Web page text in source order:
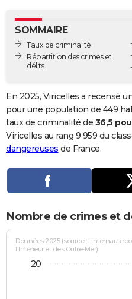
GUIDES D'ACHAT
BONS PLANS
Carte de Noël
Carte Bonne année
Carte Saint-Valentin
Carte Pâques
Carte d'anniversaire
DICTIONNAIRE
Dictionnaire
Biographies
Citations
Expressions
Proverbes
PROGRAMME TV
Se connecter
Entreprises
Service militaire
Avis de recherche
AVIS DE DÉCÈS
Bricolage
Lifestyle
Culture
Sport
Auto
Television
Voyage
Cinema
SOMMAIRE
Taux de criminalité
Répartition des crimes et
délits
En 2025, Viricelles a recensé
pour une population de 449
taux de criminalité de 36,5
Viricelles au rang 9 959 du
dangereuses de France.
Nombre de crimes et
Données 2025 (source :
l'Intérieur et des Outre-Mer)
20